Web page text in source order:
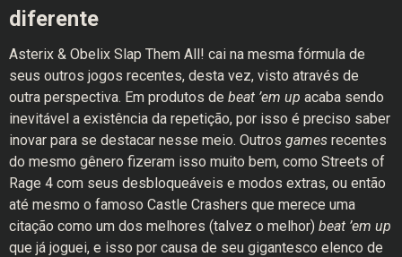
diferente
Asterix & Obelix Slap Them All! cai na mesma fórmula de
seus outros jogos recentes, desta vez, visto através de
outra perspectiva. Em produtos de beat ’em up acaba sendo
inevitável a existência da repetição, por isso é preciso saber
inovar para se destacar nesse meio. Outros games recentes
do mesmo gênero fizeram isso muito bem, como Streets of
Rage 4 com seus desbloqueáveis e modos extras, ou então
até mesmo o famoso Castle Crashers que merece uma
citação como um dos melhores (talvez o melhor) beat ’em up
que já joguei, e isso por causa de seu gigantesco elenco de